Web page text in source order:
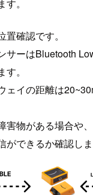
。
確認です。
サーはBluetooth
。
ェイの距離は
害物がある場合や
ができるか確認しま